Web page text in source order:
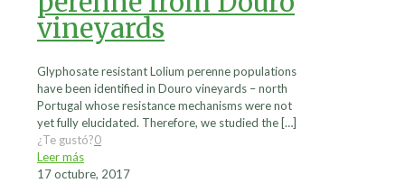
vineyards
Glyphosate resistant Lolium perenne populations
have been identified in Douro vineyards – north
Portugal whose resistance mechanisms were not
yet fully elucidated. Therefore, we studied the […]
¿Te gustó?0
Leer más
17 octubre, 2017